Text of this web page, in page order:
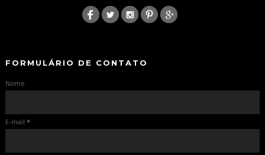
FORMULÁRIO DE CONTATO
Nome
E-mail *